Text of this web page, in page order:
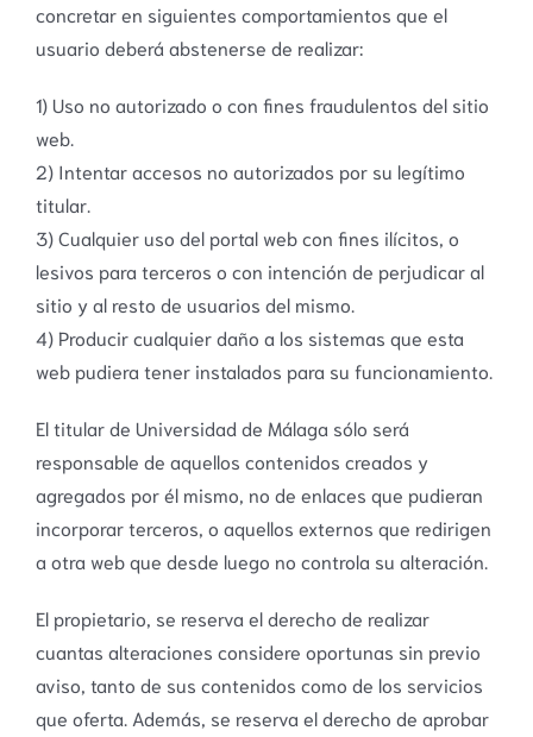
concretar en siguientes comportamientos que el
usuario deberá abstenerse de realizar:
1) Uso no autorizado o con fines fraudulentos del sitio
web.
2) Intentar accesos no autorizados por su legítimo
titular.
3) Cualquier uso del portal web con fines ilícitos, o
lesivos para terceros o con intención de perjudicar al
sitio y al resto de usuarios del mismo.
4) Producir cualquier daño a los sistemas que esta
web pudiera tener instalados para su funcionamiento.
El titular de Universidad de Málaga sólo será
responsable de aquellos contenidos creados y
agregados por él mismo, no de enlaces que pudieran
incorporar terceros, o aquellos externos que redirigen
a otra web que desde luego no controla su alteración.
El propietario, se reserva el derecho de realizar
cuantas alteraciones considere oportunas sin previo
aviso, tanto de sus contenidos como de los servicios
que oferta. Además, se reserva el derecho de aprobar